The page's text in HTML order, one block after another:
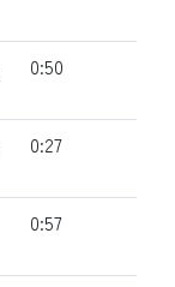
0:50
0:27
0:57